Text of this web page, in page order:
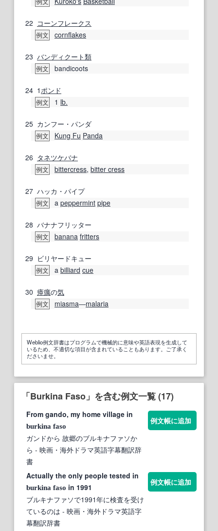
22 コーンフレークス
例文 cornflakes
23 バンディクート類
例文 bandicoots
24 1 ポンド
例文 1 lb.
25 カンフー・パンダ
例文 Kung Fu Panda
26 タネツケバナ
例文 bittercress, bitter cress
27 ハッカ・パイプ
例文 a peppermint pipe
28 バナナフリッター
例文 banana fritters
29 ビリヤードキュー
例文 a billiard cue
30 瘴癘の気
例文 miasma―malaria
Weblio例文辞書はプログラムで機械的に意味や英語表現を生成して
いるため、不適切な項目が含まれていることもあります。ご了承く
ださいませ。
「Burkina Faso」を含む例文一覧 (17)
From gando, my home village in
burkina faso
ガンドから 故郷のブルキナファソか
ら - 映画・海外ドラマ英語字幕翻訳辞
書
例文帳に追加
Actually the only people tested in
burkina faso in 1991
ブルキナファソで1991年に検査を受け
ているのは - 映画・海外ドラマ英語字
幕翻訳辞書
例文帳に追加